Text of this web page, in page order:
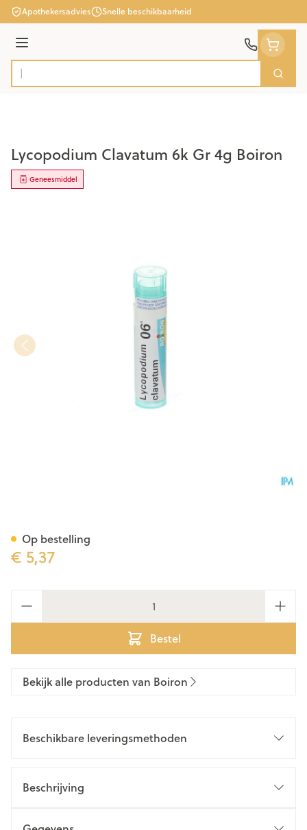
Ga naar de inhoud
Apothekersadvies Snelle beschikbaarheid
Menu
Product, merk, categorie... Zoek
Lycopodium Clavatum 6k Gr 4g Boiron
Geneesmiddel
€ 5,37
Bestel
Op bestelling
Bekijk alle producten van Boiron
Beschikbare leveringsmethoden
Beschrijving